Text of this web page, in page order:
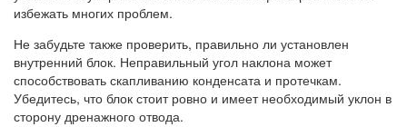
избежать многих проблем.
Не забудьте также проверить, правильно ли установлен
внутренний блок. Неправильный угол наклона может
способствовать скапливанию конденсата и протечкам.
Убедитесь, что блок стоит ровно и имеет необходимый уклон в
сторону дренажного отвода.